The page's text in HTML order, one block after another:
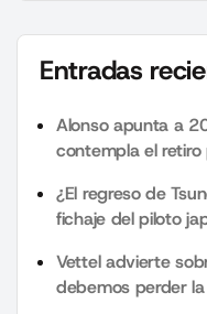
Entradas
Alonso apunta a
contempla el
¿El regreso de
fichaje del piloto
Vettel advierte
debemos perder